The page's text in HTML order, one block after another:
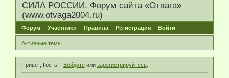
СИЛА РОССИИ. Форум сайта «Отвага»
(www.otvaga2004.ru)
Форум Участники Правила Регистрация Войти
Активные темы
Привет, Гость! Войдитеили зарегистрируйтесь.